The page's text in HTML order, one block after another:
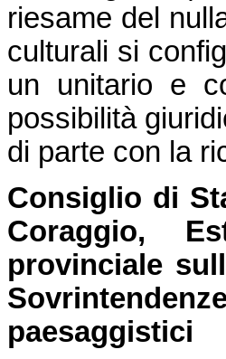
riesame del
culturali si
un unitario e
possibilità
di parte con la
Consiglio di
Coraggio,
provinciale
paesaggistici